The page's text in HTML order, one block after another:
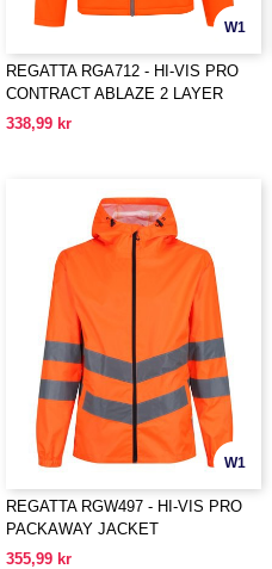
W1
REGATTA RGA712 - HI-VIS PRO
CONTRACT ABLAZE 2 LAYER
SOFTSHELL JACKET (CLASS 3)
338,99 kr
W1
REGATTA RGW497 - HI-VIS PRO
PACKAWAY JACKET
355,99 kr